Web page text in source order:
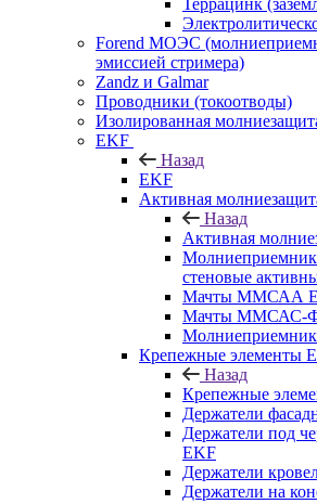
Террацинк
Forend МОЭС
эмиссией стримера)
Zandz и Galmar
Проводники (токоотводы)
Изолированная
EKF
Назад
EKF
Активная
Назад
Активная
стеновые
Мачты ММСАА
Мачты ММСАС-
Крепежные элементы
Назад
Крепежные
Держатели
Держатели под
EKF
Держатели
Держатели на